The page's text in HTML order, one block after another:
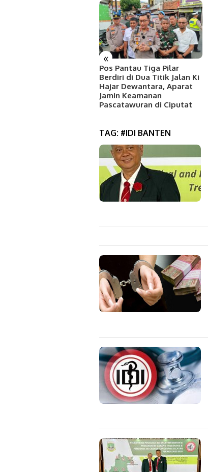
«
Pos Pantau Tiga Pilar
Berdiri di Dua Titik Jalan Ki
Hajar Dewantara, Aparat
Jamin Keamanan
Pascatawuran di Ciputat
TAG: #IDI BANTEN